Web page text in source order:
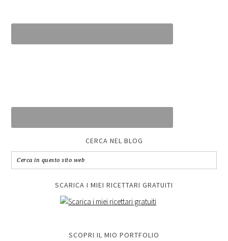
CERCA NEL BLOG
SCARICA I MIEI RICETTARI GRATUITI
SCOPRI IL MIO PORTFOLIO